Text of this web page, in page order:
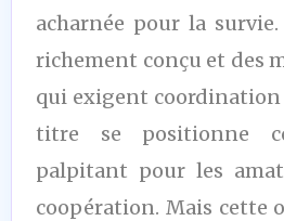
acharnée pour la
richement conçu et des
qui exigent
titre se positionne
palpitant pour les
coopération. Mais cette